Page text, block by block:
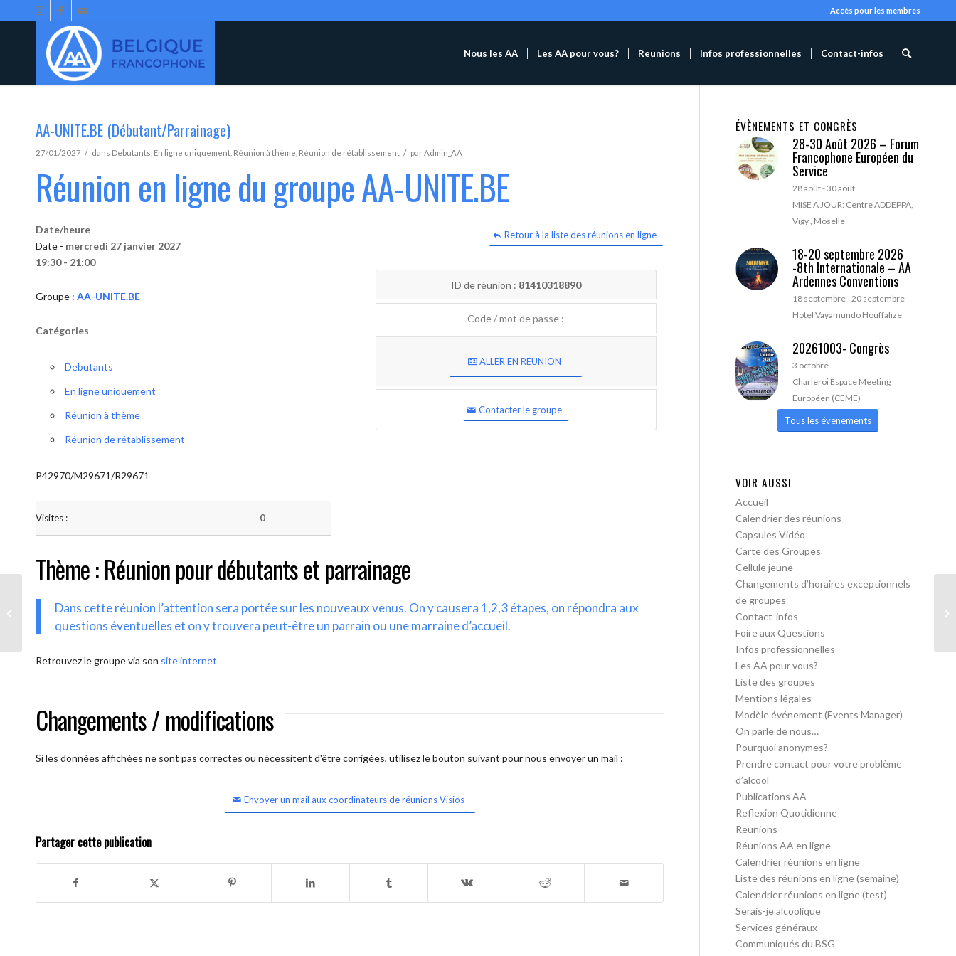
Accès pour les membres
Nous les AA Les AA pour vous? Reunions Infos professionnelles Contact-infos
AA-UNITE.BE (Débutant/Parrainage)
27/01/2027 / dans Debutants En ligne uniquement Réunion à thème Réunion de rétablissement / parAdmin_AA
Réunion en ligne du groupe AA-UNITE.BE
Retour à la liste des réunions en ligne
Date/heure
Date - mercredi 27 janvier 2027
19:30 - 21:00
Groupe : AA-UNITE.BE
Catégories
Debutants
En ligne uniquement
Réunion à thème
Réunion de rétablissement
P42970/M29671/R29671
Visites : 0
ID de réunion : 81410318890
Code / mot de passe :
ALLER EN REUNION
Contacter le groupe
Thème : Réunion pour débutants et parrainage
Dans cette réunion l’attention sera portée sur les nouveaux venus. On y causera 1,2,3 étapes, on répondra aux
questions éventuelles et on y trouvera peut-être un parrain ou une marraine d’accueil.
Retrouvez le groupe via son site internet
Changements / modifications
Si les données affichées ne sont pas correctes ou nécessitent d'être corrigées, utilisez le bouton suivant pour nous envoyer un mail :
Envoyer un mail aux coordinateurs de réunions Visios
Partager cette publication
ÉVÈNEMENTS ET CONGRÈS
28-30 Août 2026 – Forum
Francophone Européen du
Service
28 août-30 août
MISE A JOUR: Centre ADDEPPA,
Vigy , Moselle
18-20 septembre 2026
-8th Internationale – AA
Ardennes Conventions
18 septembre-20 septembre
Hotel Vayamundo Houffalize
20261003- Congrès
3 octobre
Charleroi Espace Meeting
Européen (CEME)
Tous les évenements
VOIR AUSSI
Accueil
Calendrier des réunions
Capsules Vidéo
Carte des Groupes
Cellule jeune
Changements d’horaires exceptionnels
de groupes
Contact-infos
Foire aux Questions
Infos professionnelles
Les AA pour vous?
Liste des groupes
Mentions légales
Modèle événement (Events Manager)
On parle de nous…
Pourquoi anonymes?
Prendre contact pour votre problème
d’alcool
Publications AA
Reflexion Quotidienne
Reunions
Réunions AA en ligne
Calendrier réunions en ligne
Liste des réunions en ligne (semaine)
Calendrier réunions en ligne (test)
Serais-je alcoolique
Services généraux
Communiqués du BSG
AA-UNITE.BE (Débutant/Parrainage)